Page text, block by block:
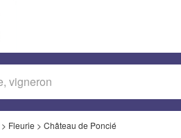
> Fleurie > Château de Poncié